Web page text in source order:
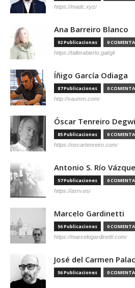
https://madc.xyz/
Ana Barreiro Blanco
92 Publicaciones 0
https://tallerabierto.gal/gl/
Íñigo García Odiaga
87 Publicaciones 0
http://vaumm.com/
Óscar Tenreiro
85 Publicaciones 0
https://oscartenreiro.com/
Antonio S. Río
57 Publicaciones 0
https://asrv.es/
Marcelo Gardinetti
56 Publicaciones 0
https://marcelogardinetti.com/
José del Carmen
56 Publicaciones 0